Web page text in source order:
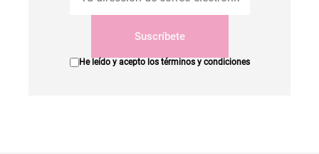
Suscríbete
He leído y acepto los términos y condiciones